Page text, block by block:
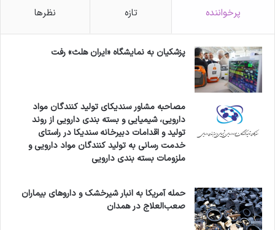
پرخواننده تازه نظرها
پزشکیان به نمایشگاه «ایران هلث» رفت
مصاحبه مشاور سندیکای تولید کنندگان مواد
دارویی، شیمیایی و بسته بندی دارویی از روند
تولید و اقدامات دبیرخانه سندیکا در راستای
خدمت رسانی به تولید کنندگان مواد دارویی و
ملزومات بسته بندی دارویی
حمله آمریکا به انبار شیرخشک و داروهای بیماران
صعب‌العلاج در همدان